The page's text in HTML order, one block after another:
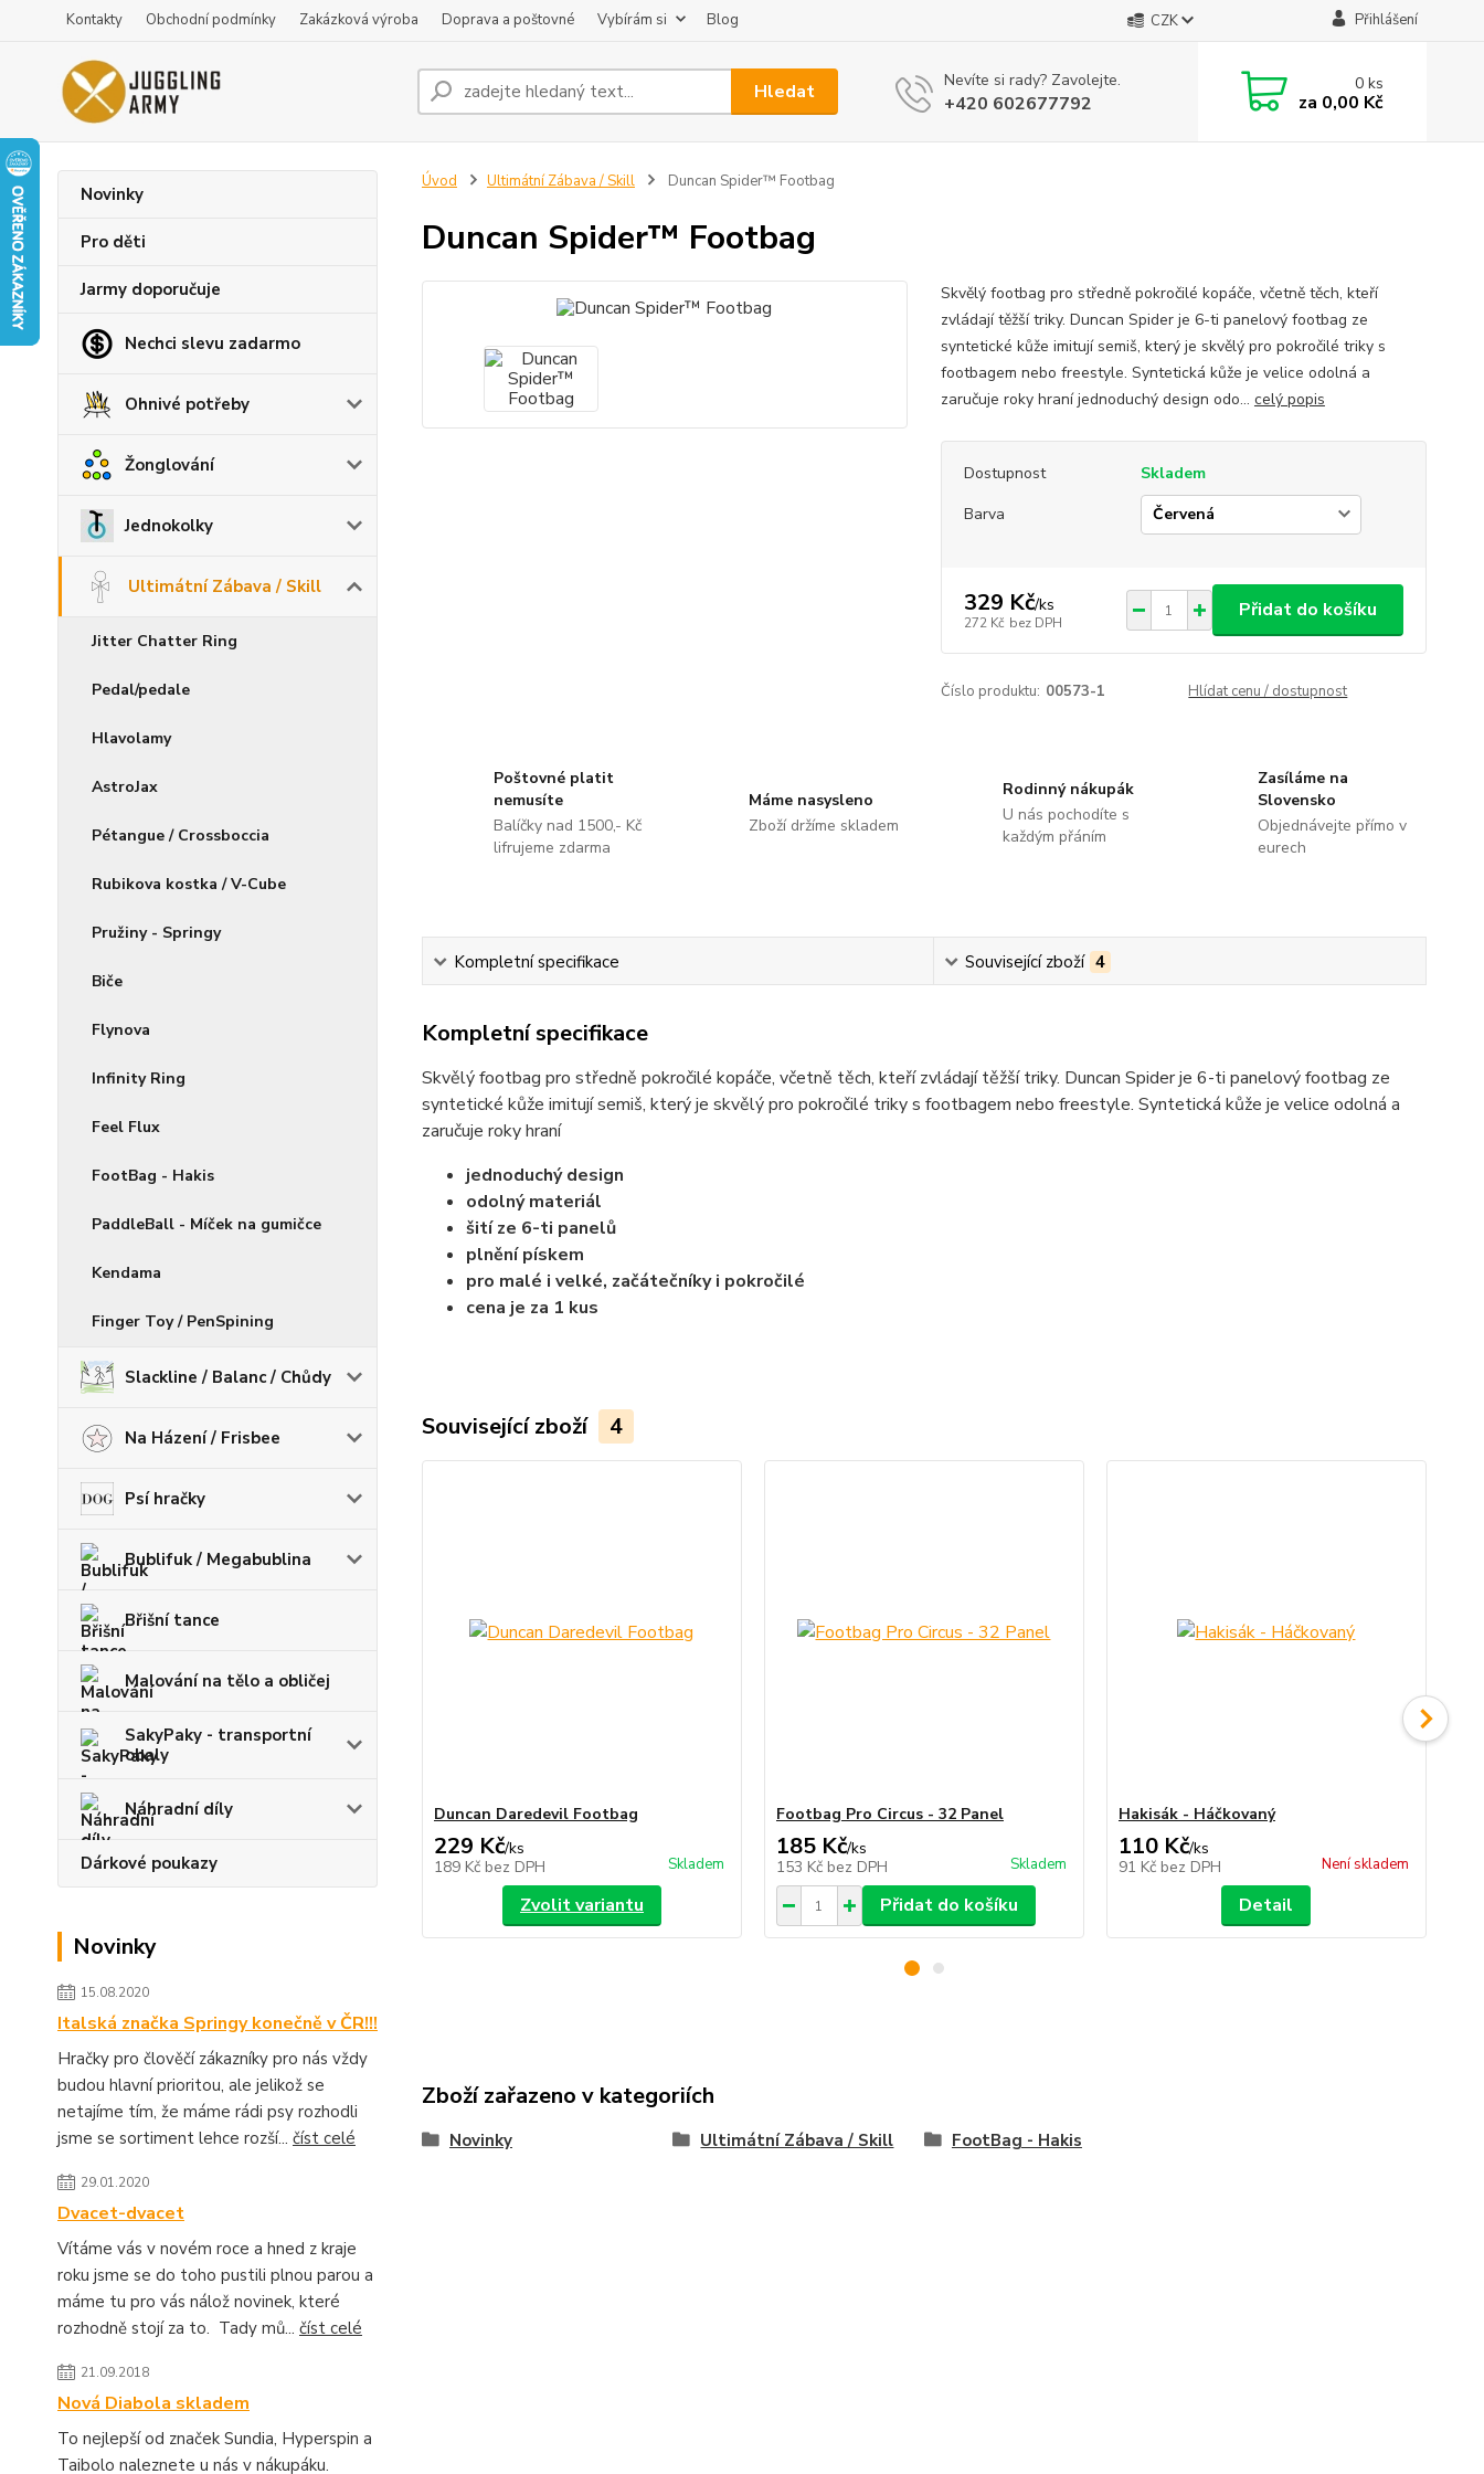
Kontakty Obchodní podmínky Zakázková výroba Doprava a poštovné Vybírám si Blog CZK Přihlášení
Hledat Nevíte si rady? Zavolejte.
+420 602677792
0ks
za 0,00 Kč
Novinky
Pro děti
Jarmy doporučuje
Nechci slevu zadarmo
Ohnivé potřeby
Žonglování
Jednokolky
Ultimátní Zábava / Skill
Jitter Chatter Ring
Pedal/pedale
Hlavolamy
AstroJax
Pétangue / Crossboccia
Rubikova kostka / V-Cube
Pružiny - Springy
Biče
Flynova
Infinity Ring
Feel Flux
FootBag - Hakis
PaddleBall - Míček na gumičce
Kendama
Finger Toy / PenSpining
Slackline / Balanc / Chůdy
Na Házení / Frisbee
Psí hračky
Bublifuk / Megabublina
Břišní tance
Malování na tělo a obličej
SakyPaky - transportní
obaly
Náhradní díly
Dárkové poukazy
Novinky
15.08.2020
Italská značka Springy konečně v ČR!!!
Hračky pro člověčí zákazníky pro nás vždy
budou hlavní prioritou, ale jelikož se
netajíme tím, že máme rádi psy rozhodli
jsme se sortiment lehce rozší... číst celé
29.01.2020
Dvacet-dvacet
Vítáme vás v novém roce a hned z kraje
roku jsme se do toho pustili plnou parou a
máme tu pro vás nálož novinek, které
rozhodně stojí za to. Tady mů... číst celé
21.09.2018
Nová Diabola skladem
To nejlepší od značek Sundia, Hyperspin a
Taibolo naleznete u nás v nákupáku.
Úvod Ultimátní Zábava / Skill Duncan Spider™ Footbag
Duncan Spider™ Footbag
Skvělý footbag pro středně pokročilé kopáče, včetně těch, kteří
zvládají těžší triky. Duncan Spider je 6-ti panelový footbag ze
syntetické kůže imitují semiš, který je skvělý pro pokročilé triky s
footbagem nebo freestyle. Syntetická kůže je velice odolná a
zaručuje roky hraní jednoduchý design odo... celý popis
Dostupnost
Skladem
Barva
329 Kč/ks
272 Kč bez DPH
Přidat do košíku
Číslo produktu: 00573-1 Hlídat cenu / dostupnost
Poštovné platit
nemusíte
Balíčky nad 1500,- Kč
lifrujeme zdarma
Máme nasysleno
Zboží držíme skladem
Rodinný nákupák
U nás pochodíte s
každým přáním
Zasíláme na
Slovensko
Objednávejte přímo v
eurech
Kompletní specifikace Související zboží 4
Kompletní specifikace
Skvělý footbag pro středně pokročilé kopáče, včetně těch, kteří zvládají těžší triky. Duncan Spider je 6-ti panelový footbag ze
syntetické kůže imitují semiš, který je skvělý pro pokročilé triky s footbagem nebo freestyle. Syntetická kůže je velice odolná a
zaručuje roky hraní
jednoduchý design
odolný materiál
šití ze 6-ti panelů
plnění pískem
pro malé i velké, začátečníky i pokročilé
cena je za 1 kus
Související zboží 4
Duncan Daredevil Footbag
229 Kč/ks
189 Kč bez DPH Skladem
Zvolit variantu
Footbag Pro Circus - 32 Panel
185 Kč/ks
153 Kč bez DPH Skladem
Přidat do košíku
Hakisák - Háčkovaný
110 Kč/ks
91 Kč bez DPH Není skladem
Detail
Zboží zařazeno v kategoriích
Novinky Ultimátní Zábava / Skill FootBag - Hakis